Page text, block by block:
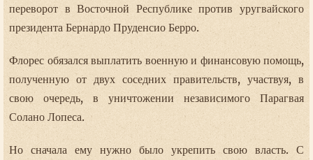
переворот в Восточной Республике против уругвайского
президента Бернардо Пруденсио Берро.
Флорес обязался выплатить военную и финансовую помощь,
полученную от двух соседних правительств, участвуя, в
свою очередь, в уничтожении независимого Парагвая
Солано Лопеса.
Но сначала ему нужно было укрепить свою власть. С